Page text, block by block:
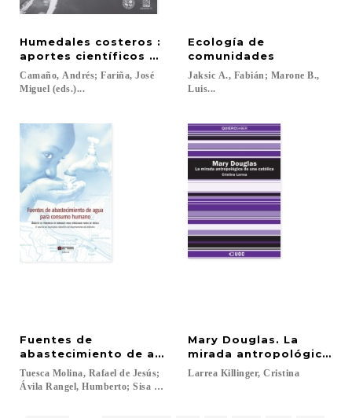
Humedales costeros :
aportes científicos a su gestión sustentable
Camaño, Andrés; Fariña, José
Miguel (eds.)...
Ecología de
comunidades
Jaksic A., Fabián; Marone B.,
Luis...
Fuentes de
abastecimiento de agua para consumo humano
Tuesca Molina, Rafael de Jesús;
Ávila Rangel, Humberto; Sisa Camargo, Augusto; Pardo Castañeda,
Mary Douglas. La
mirada antropológica
Larrea Killinger, Cristina